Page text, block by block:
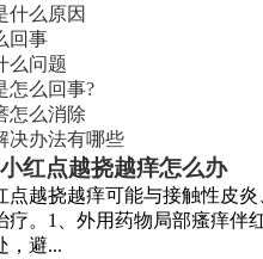
什么原因
回事
么问题
怎么回事?
怎么消除
决办法有哪些
红点越挠越痒怎么办
点越挠越痒可能与接触性皮
疗。1、外用药物局部瘙痒
，避...